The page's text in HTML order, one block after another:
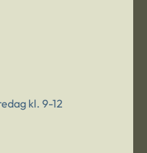
kl. 9-12